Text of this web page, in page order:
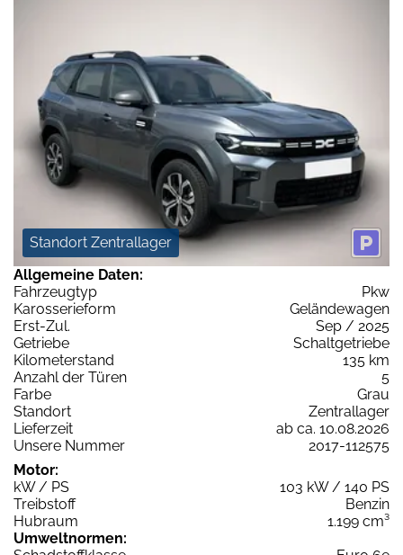
Standort Zentrallager
Allgemeine Daten:
Fahrzeugtyp
Pkw
Karosserieform
Geländewagen
Erst-Zul.
Sep / 2025
Getriebe
Schaltgetriebe
Kilometerstand
135 km
Anzahl der Türen
5
Farbe
Grau
Standort
Zentrallager
Lieferzeit
ab ca. 10.08.2026
Unsere Nummer
2017-112575
Motor:
kW / PS
103 kW / 140 PS
Treibstoff
Benzin
Hubraum
1.199 cm³
Umweltnormen: